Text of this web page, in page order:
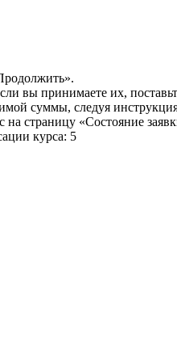
вы принимаете их,
суммы, следуя
страницу «Состояние
курса: 5